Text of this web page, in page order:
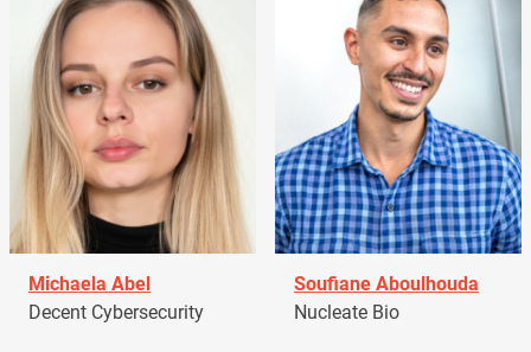
Michaela Abel
Decent Cybersecurity
Soufiane Aboulhouda
Nucleate Bio